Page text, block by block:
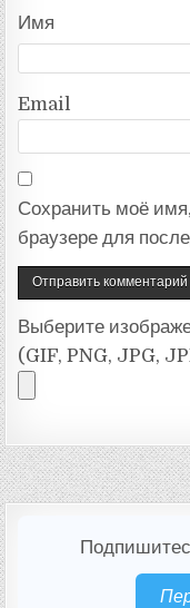
Имя
Email
Сохранить моё
браузере для
Выберите
(GIF, PNG, JPG,